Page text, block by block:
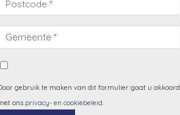
gebruik te maken van dit formulier gaat u akkoord
ons privacy- en cookiebeleid.